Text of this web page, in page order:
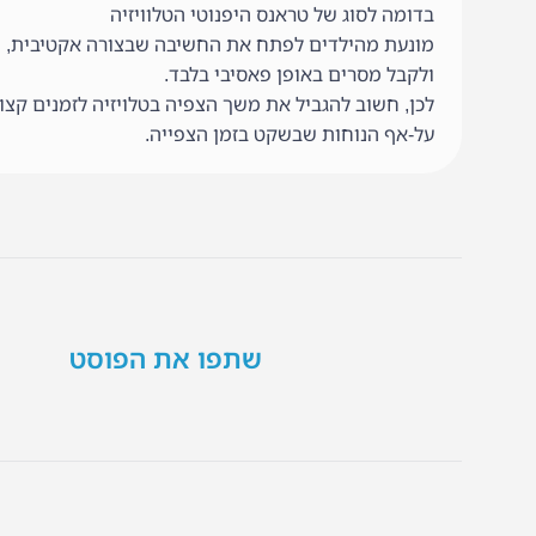
בדומה לסוג של טראנס היפנוטי הטלוויזיה
מונעת מהילדים לפתח את החשיבה שבצורה אקטיבית,
ולקבל מסרים באופן פאסיבי בלבד.
לכן, חשוב להגביל את משך הצפיה בטלויזיה לזמנים
על-אף הנוחות שבשקט בזמן הצפייה.
שתפו את הפוסט